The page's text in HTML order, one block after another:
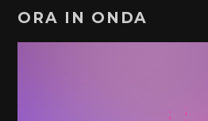
ORA IN ONDA